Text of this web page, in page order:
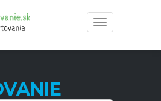
Toggle
navigation